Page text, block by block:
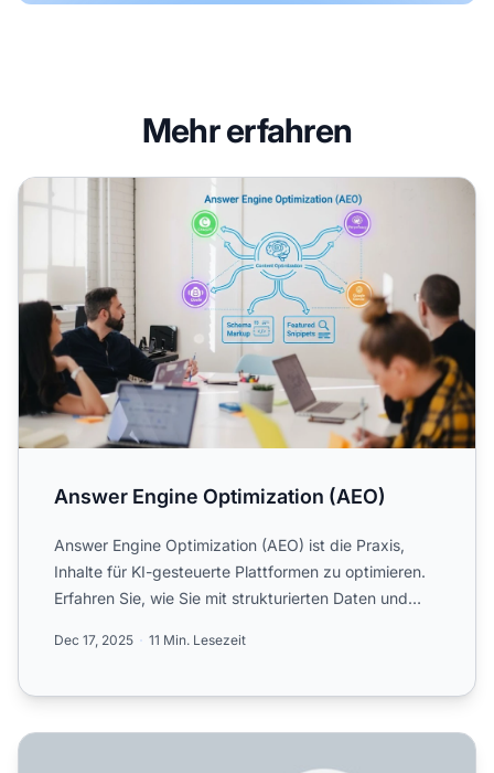
Mehr erfahren
Answer Engine Optimization (AEO)
Answer Engine Optimization (AEO)
Answer Engine Optimization (AEO) ist die Praxis,
Inhalte für KI-gesteuerte Plattformen zu optimieren.
Erfahren Sie, wie Sie mit strukturierten Daten und
Dec 17, 2025 11 Min. Lesezeit
Was ist Answer Engine Optimization (AEO)?